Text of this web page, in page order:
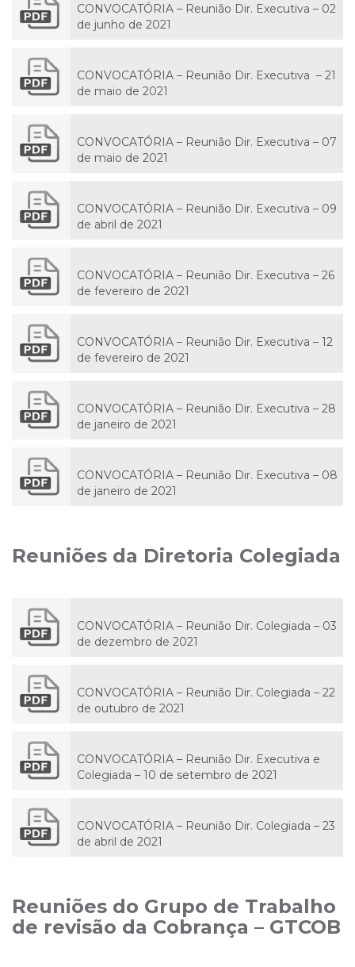
CONVOCATÓRIA – Reunião Dir. Executiva – 02
de junho de 2021
CONVOCATÓRIA – Reunião Dir. Executiva – 21
de maio de 2021
CONVOCATÓRIA – Reunião Dir. Executiva – 07
de maio de 2021
CONVOCATÓRIA – Reunião Dir. Executiva – 09
de abril de 2021
CONVOCATÓRIA – Reunião Dir. Executiva – 26
de fevereiro de 2021
CONVOCATÓRIA – Reunião Dir. Executiva – 12
de fevereiro de 2021
CONVOCATÓRIA – Reunião Dir. Executiva – 28
de janeiro de 2021
CONVOCATÓRIA – Reunião Dir. Executiva – 08
de janeiro de 2021
Reuniões da Diretoria Colegiada
CONVOCATÓRIA – Reunião Dir. Colegiada – 03
de dezembro de 2021
CONVOCATÓRIA – Reunião Dir. Colegiada – 22
de outubro de 2021
CONVOCATÓRIA – Reunião Dir. Executiva e
Colegiada – 10 de setembro de 2021
CONVOCATÓRIA – Reunião Dir. Colegiada – 23
de abril de 2021
Reuniões do Grupo de Trabalho
de revisão da Cobrança – GTCOB